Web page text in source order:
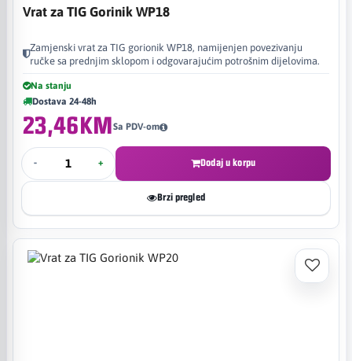
Vrat za TIG Gorinik WP18
Zamjenski vrat za TIG gorionik WP18, namijenjen povezivanju
ručke sa prednjim sklopom i odgovarajućim potrošnim dijelovima.
Na stanju
Dostava 24-48h
23,46KMSa PDV-om
- + Dodaj u korpu
Brzi pregled